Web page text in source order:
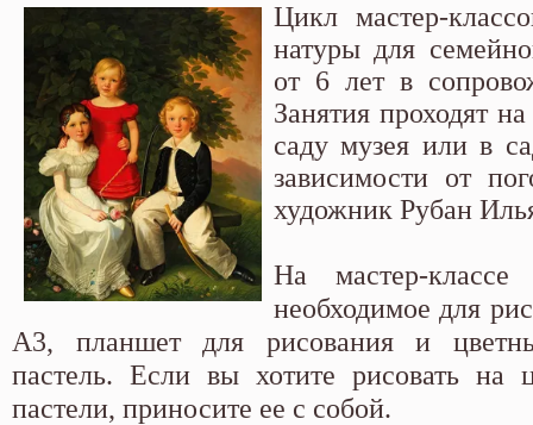
Цикл мастер-
натуры для
от 6 лет в
Занятия проходят
саду музея или в
зависимости от
художник Рубан
На мастер-
необходимое для
А3, планшет для рисования и
пастель. Если вы хотите рисовать на
пастели, приносите ее с собой.